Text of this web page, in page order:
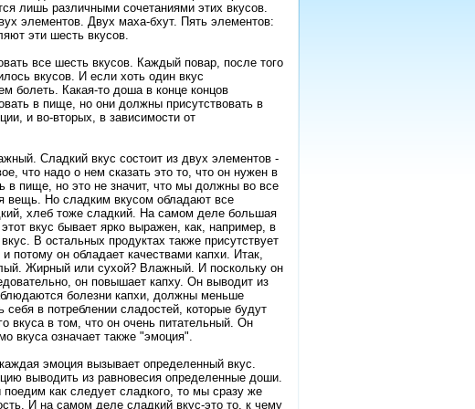
лишь различными сочетаниями этих вкусов.
элементов. Двух маха-бхут. Пять элементов:
эти шесть вкусов.
все шесть вкусов. Каждый повар, после того
вкусов. И если хоть один вкус
болеть. Какая-то доша в конце концов
в пище, но они должны присутствовать в
и во-вторых, в зависимости от
Сладкий вкус состоит из двух элементов -
что надо о нем сказать это то, что он нужен в
в пище, но это не значит, что мы должны во все
вещь. Но сладким вкусом обладают все
хлеб тоже сладкий. На самом деле большая
вкус бывает ярко выражен, как, например, в
В остальных продуктах также присутствует
потому он обладает качествами капхи. Итак,
Жирный или сухой? Влажный. И поскольку он
он повышает капху. Он выводит из
болезни капхи, должны меньше
в потреблении сладостей, которые будут
вкуса в том, что он очень питательный. Он
вкуса означает также "эмоция".
эмоция вызывает определенный вкус.
выводить из равновесия определенные доши.
как следует сладкого, то мы сразу же
И на самом деле сладкий вкус-это то, к чему